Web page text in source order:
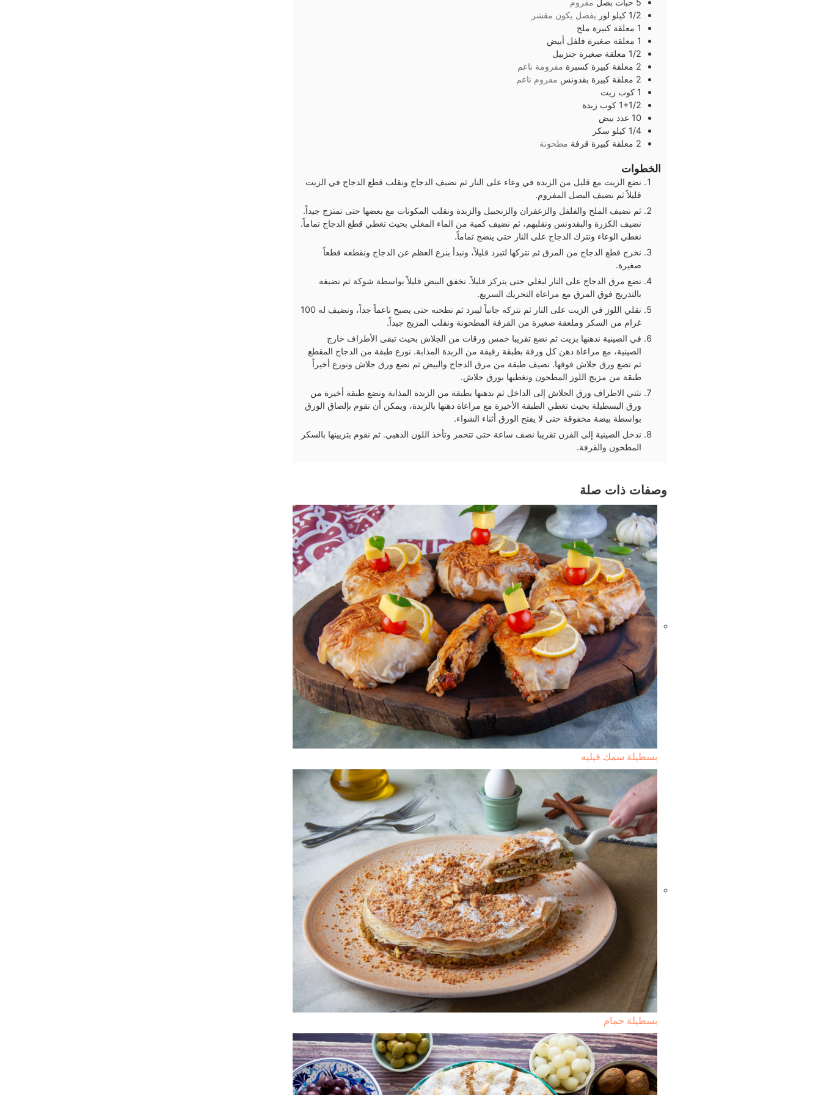
1/2 كيلو لوز يفضل يكون مقشر
1 معلقة كبيرة ملح
1 معلقة صغيرة فلفل أبيض
1/2 معلقة صغيرة جنزبيل
2 معلقة كبيرة كسبرة مفرومة ناعم
2 معلقة كبيرة بقدونس مفروم ناعم
1 كوب زيت
1+1/2 كوب زبدة
10 عدد بيض
1/4 كيلو سكر
2 معلقة كبيرة قرفة مطحونة
الخطوات
نضع الزيت مع قليل من الزبدة في وعاء على النار ثم نضيف الدجاج ونقلب قطع الدجاج في الزيت
قليلاً ثم نضيف البصل المفروم.
ثم نضيف الملح والفلفل والزعفران والزنجبيل والزبدة ونقلب المكونات مع بعضها حتى تمتزج جيداً.
نضيف الكزرة والبقدونس ونقلبهم، ثم نضيف كمية من الماء المغلي بحيث تغطي قطع الدجاج تماماً.
نغطي الوعاء ونترك الدجاج على النار حتى ينضج تماماً.
نخرج قطع الدجاج من المرق ثم نتركها لتبرد قليلاً، ونبدأ بنزع العظم عن الدجاج ونقطعه قطعاً
صغيرة.
نضع مرق الدجاج على النار ليغلي حتى يتركز قليلاً. نخفق البيض قليلاً بواسطة شوكة ثم نضيفه
بالتدريج فوق المرق مع مراعاة التحريك السريع.
نقلي اللوز في الزيت على النار ثم نتركه جانباً ليبرد ثم نطحنه حتى يصبح ناعماً جداً، ونضيف له 100
غرام من السكر وملعقة صغيرة من القرفة المطحونة ونقلب المزيج جيداً.
في الصينية ندهنها بزيت ثم نضع تقريبا خمس ورقات من الجلاش بحيث تبقى الأطراف خارج
الصينية، مع مراعاة دهن كل ورقة بطبقة رقيقة من الزبدة المذابة. نوزع طبقة من الدجاج المقطع
ثم نضع ورق جلاش فوقها. نضيف طبقة من مرق الدجاج والبيض ثم نضع ورق جلاش ونوزع أخيراً
طبقة من مزيج اللوز المطحون ونغطيها بورق جلاش.
نثني الاطراف ورق الجلاش إلى الداخل ثم ندهنها بطبقة من الزبدة المذابة ونضع طبقة أخيرة من
ورق البسطيلة بحيث تغطي الطبقة الأخيرة مع مراعاة دهنها بالزبدة، ويمكن أن نقوم بإلصاق الورق
بواسطة بيضة مخفوقة حتى لا يفتح الورق أثناء الشواء.
ندخل الصينية إلى الفرن تقريبا نصف ساعة حتى تتحمر وتأخذ اللون الذهبي. ثم نقوم بتزيينها بالسكر
المطحون والقرفة.
وصفات ذات صلة
بسطيلة سمك فيليه
بسطيلة حمام